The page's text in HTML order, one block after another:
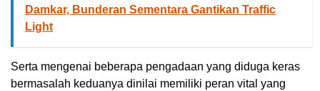
Damkar, Bunderan Sementara Gantikan Traffic
Light
Serta mengenai beberapa pengadaan yang diduga keras
bermasalah keduanya dinilai memiliki peran vital yang